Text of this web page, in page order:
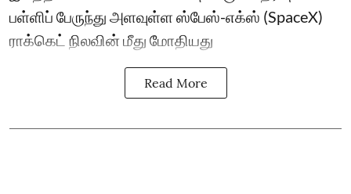
பள்ளிப் பேருந்து அளவுள்ள ஸ்பேஸ்-எக்ஸ் (SpaceX)
ராக்கெட் நிலவின் மீது மோதியது
Read More